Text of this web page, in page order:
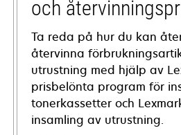
och
Ta reda på hur du kan
återvinna
utrustning med hjälp av
prisbelönta program för
tonerkassetter och
insamling av utrustning.